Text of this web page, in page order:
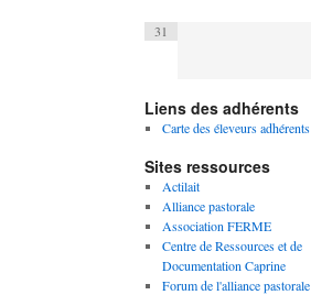
31
Liens des adhérents
Carte des éleveurs adhérents
Sites ressources
Actilait
Alliance pastorale
Association FERME
Centre de Ressources et de
Documentation Caprine
Forum de l'alliance pastorale